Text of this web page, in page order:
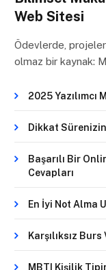
Web Sitesi
Ödevlerde,
olmaz bir kaynak:
2025 Yazılımcı
Dikkat
Başarılı Bir
Cevapları
En İyi Not Alma
Karşılıksız
MBTI Kişilik